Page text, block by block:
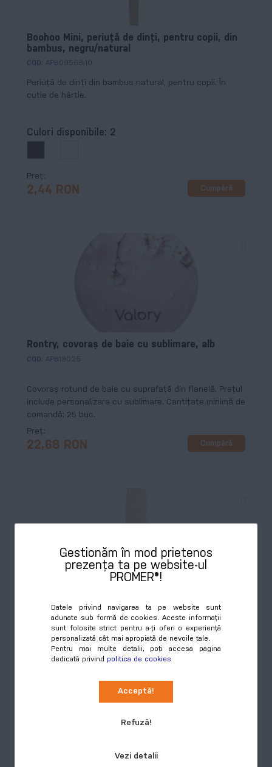
Gestionăm în mod prietenos
prezența ta pe website-ul
PROMER®!
Datele privind navigarea ta pe website sunt
adunate sub formă de cookies. Aceste informații
sunt folosite strict pentru a-ți oferi o experiență
personalizată cât mai apropiată de nevoile tale.
Pentru mai multe detalii, poți accesa pagina
dedicată privind politica de cookies
Vezi detalii
Refuză!
Acceptă!
Boohoo Mini, periuță de dinți, pentru copii, din
bambus, negru/natural
COD: AP809568-10
Periuță de dinți din bambus natural, pentru copii. În
cutie de hârtie.
Culori disponibile: 2
Preț
2,44 RON Cumpără
Rontry, covoraș de baie cu sublimare, alb
COD: AP819025
Covoraș rotund de baie cu suprafață din flanelă. Prețul
include personalizare cu sublimare. Cantitate minimă de
comandă: 25 buc.
Preț
22,68 RON Cumpără
AP721468
Pieptene din plastic ecologic din paie de grâu.